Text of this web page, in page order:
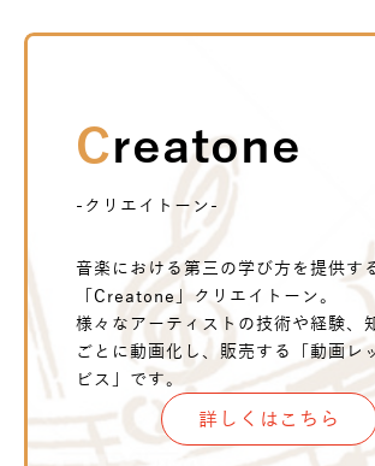
Creatone
-クリエイトーン-
音楽における第三の学び方を提供す
「Creatone」クリエイトーン。
様々なアーティストの技術や経験、
ごとに動画化し、販売する「動画レ
ビス」です。
詳しくはこちら